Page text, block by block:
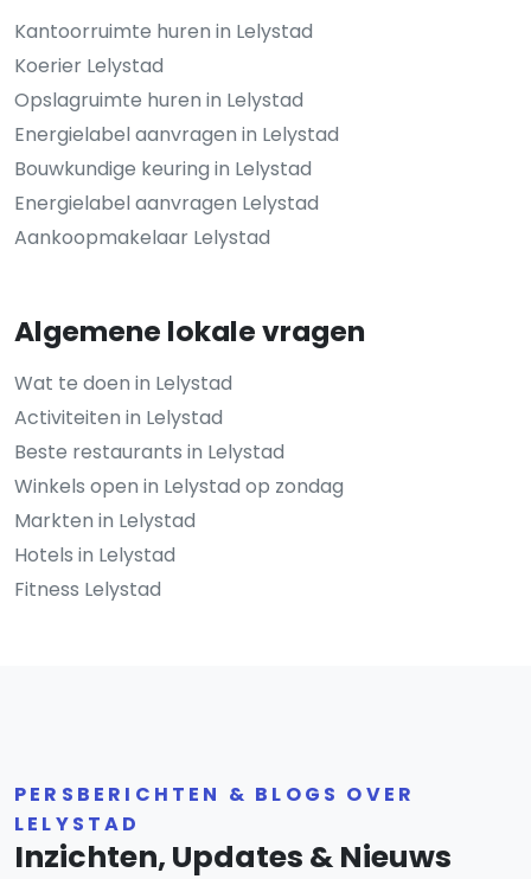
Kantoorruimte huren in Lelystad
Koerier Lelystad
Opslagruimte huren in Lelystad
Energielabel aanvragen in Lelystad
Bouwkundige keuring in Lelystad
Energielabel aanvragen Lelystad
Aankoopmakelaar Lelystad
Algemene lokale vragen
Wat te doen in Lelystad
Activiteiten in Lelystad
Beste restaurants in Lelystad
Winkels open in Lelystad op zondag
Markten in Lelystad
Hotels in Lelystad
Fitness Lelystad
PERSBERICHTEN & BLOGS OVER
LELYSTAD
Inzichten, Updates & Nieuws